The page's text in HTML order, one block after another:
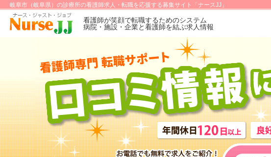
岐阜市（岐阜県）の診療所の看護師求人・転職を応援する募集サイト「ナースJJ」
看護師が笑顔で転職するためのシステム
病院・施設・企業と看護師を結ぶ求人情報